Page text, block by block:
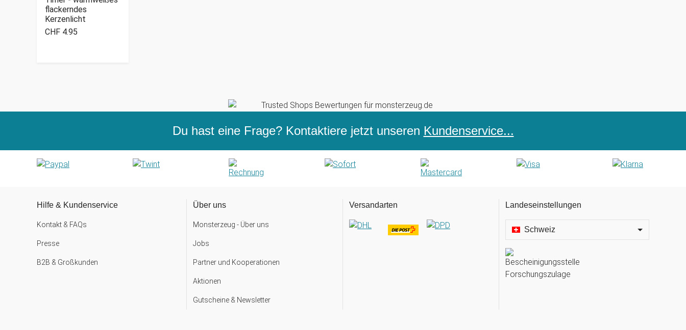
flackerndes
Kerzenlicht
CHF 4.95
Du hast eine Frage? Kontaktiere jetzt unseren Kundenservice...
Hilfe & Kundenservice
Kontakt & FAQs
Presse
B2B & Großkunden
Über uns
Monsterzeug - Über uns
Jobs
Partner und Kooperationen
Aktionen
Gutscheine & Newsletter
Versandarten Landeseinstellungen
Schweiz